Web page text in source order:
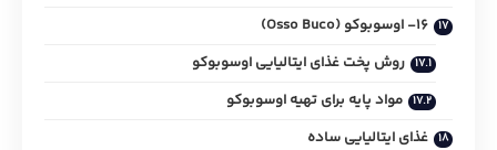
16- اوسوبوکو (Osso Buco)
روش پخت غذای ایتالیایی اوسوبوکو
مواد پایه برای تهیه اوسوبوکو
غذای ایتالیایی ساده